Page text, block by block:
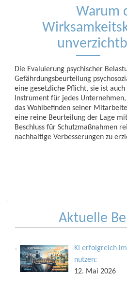
Warum
Die Evaluierung psychischer
Gefährdungsbeurteilung
eine gesetzliche Pflicht, sie ist auch
Instrument für jedes
das Wohlbefinden seiner
eine reine Beurteilung der Lage
Beschluss für Schutzmaßnahmen
nachhaltige Verbesserungen zu
Aktuelle
KI erfolgreich
nutzen:
12. Mai 2026